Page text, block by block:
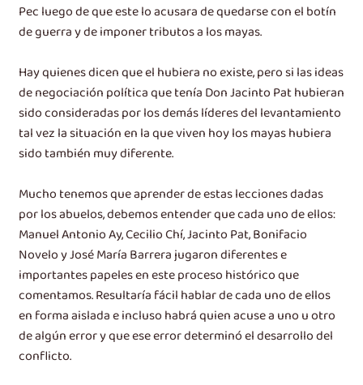
Pec luego de que este lo acusara de quedarse con el botín
de guerra y de imponer tributos a los mayas.
Hay quienes dicen que el hubiera no existe, pero si las ideas
de negociación política que tenía Don Jacinto Pat hubieran
sido consideradas por los demás líderes del levantamiento
tal vez la situación en la que viven hoy los mayas hubiera
sido también muy diferente.
Mucho tenemos que aprender de estas lecciones dadas
por los abuelos, debemos entender que cada uno de ellos:
Manuel Antonio Ay, Cecilio Chí, Jacinto Pat, Bonifacio
Novelo y José María Barrera jugaron diferentes e
importantes papeles en este proceso histórico que
comentamos. Resultaría fácil hablar de cada uno de ellos
en forma aislada e incluso habrá quien acuse a uno u otro
de algún error y que ese error determinó el desarrollo del
conflicto.